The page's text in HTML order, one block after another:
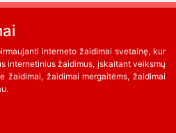
interneto žaidimai svetainę, kur
internetinius žaidimus, įskaitant veiksmų
žaidimai, žaidimai mergaitėms, žaidimai